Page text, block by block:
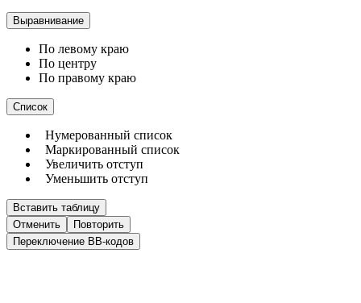
Выравнивание
По левому краю
По центру
По правому краю
Список
Нумерованный список
Маркированный список
Увеличить отступ
Уменьшить отступ
Вставить таблицу
Отменить
Повторить
Переключение BB-кодов